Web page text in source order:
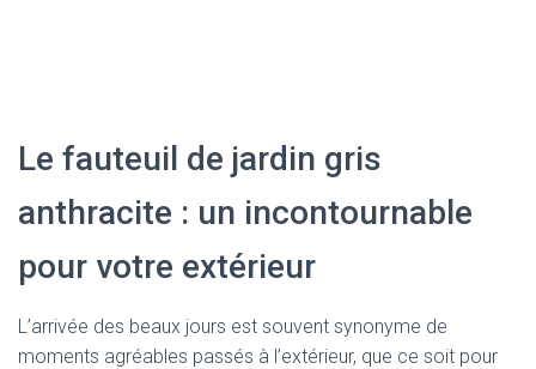
Le fauteuil de jardin gris
anthracite : un incontournable
pour votre extérieur
L’arrivée des beaux jours est souvent synonyme de
moments agréables passés à l’extérieur, que ce soit pour